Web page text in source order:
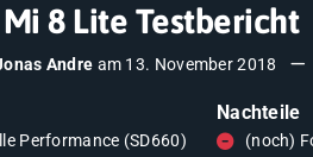
8 Lite Testbericht
Andre am 13. November 2018
Performance (SD660)
Nachteile
(noch)